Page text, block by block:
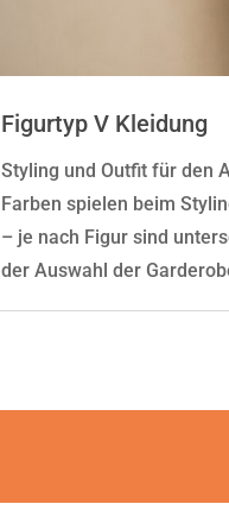
Figurtyp V Kleidung
Styling und Outfit für den
Farben spielen beim
– je nach Figur sind
der Auswahl der